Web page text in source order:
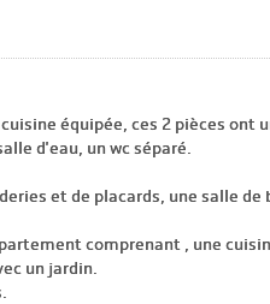
équipée, ces 2 pièces ont
d'eau, un wc séparé.
et de placards, une salle de
comprenant , une
un jardin.